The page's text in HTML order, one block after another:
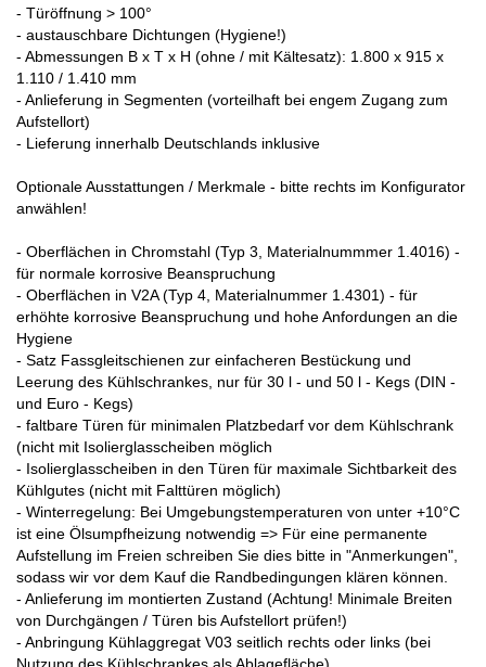
- Türöffnung > 100°
- austauschbare Dichtungen (Hygiene!)
- Abmessungen B x T x H (ohne / mit Kältesatz): 1.800 x 915 x
1.110 / 1.410 mm
- Anlieferung in Segmenten (vorteilhaft bei engem Zugang zum
Aufstellort)
- Lieferung innerhalb Deutschlands inklusive
Optionale Ausstattungen / Merkmale - bitte rechts im Konfigurator
anwählen!
- Oberflächen in Chromstahl (Typ 3, Materialnummmer 1.4016) -
für normale korrosive Beanspruchung
- Oberflächen in V2A (Typ 4, Materialnummer 1.4301) - für
erhöhte korrosive Beanspruchung und hohe Anfordungen an die
Hygiene
- Satz Fassgleitschienen zur einfacheren Bestückung und
Leerung des Kühlschrankes, nur für 30 l - und 50 l - Kegs (DIN -
und Euro - Kegs)
- faltbare Türen für minimalen Platzbedarf vor dem Kühlschrank
(nicht mit Isolierglasscheiben möglich
- Isolierglasscheiben in den Türen für maximale Sichtbarkeit des
Kühlgutes (nicht mit Falttüren möglich)
- Winterregelung: Bei Umgebungstemperaturen von unter +10°C
ist eine Ölsumpfheizung notwendig => Für eine permanente
Aufstellung im Freien schreiben Sie dies bitte in "Anmerkungen",
sodass wir vor dem Kauf die Randbedingungen klären können.
- Anlieferung im montierten Zustand (Achtung! Minimale Breiten
von Durchgängen / Türen bis Aufstellort prüfen!)
- Anbringung Kühlaggregat V03 seitlich rechts oder links (bei